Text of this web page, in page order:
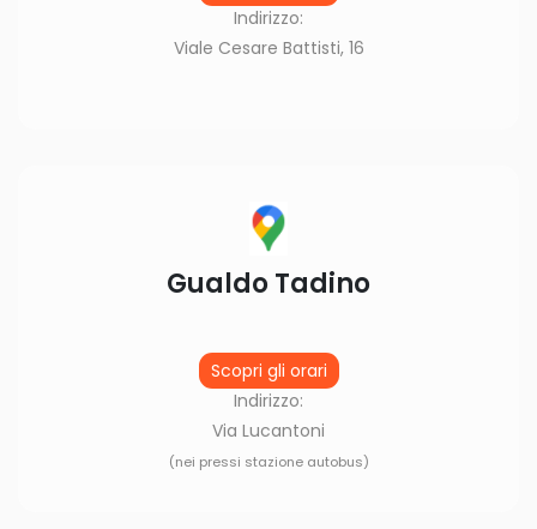
Indirizzo:
Viale Cesare Battisti, 16
Gualdo Tadino
Scopri gli orari
Indirizzo:
Via Lucantoni
(nei pressi stazione autobus)